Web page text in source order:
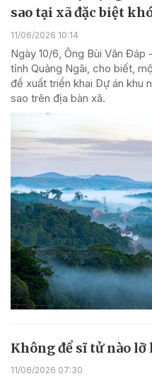
sao tại xã đặc biệt
11/06/2026 10:14
Ngày 10/6, Ông Bùi Văn Đáp
tỉnh Quảng Ngãi, cho biết,
đề xuất triển khai Dự án khu
sao trên địa bàn xã.
Không để sĩ tử nào
11/06/2026 07:30